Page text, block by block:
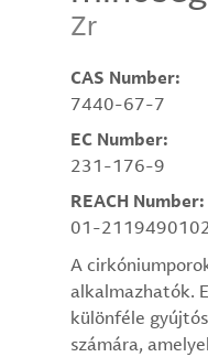
Zr
CAS Number:
7440-67-7
EC Number:
231-176-9
REACH Number:
01-
A
alkalmazhatók.
különféle
számára,